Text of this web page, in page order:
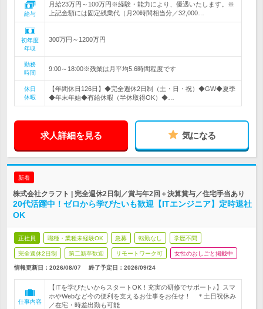
給与
月給23万円～100万円※経験・能力により、優遇いたします。※
上記金額には固定残業代（月20時間相当分／32,000…
初年度
年収
300万円～1200万円
勤務
時間
9:00～18:00※残業は月平均5.6時間程度です
休日
休暇
【年間休日126日】◆完全週休2日制（土・日・祝）◆GW◆夏季
◆年末年始◆有給休暇（半休取得OK）◆…
求人詳細を見る 気になる
新着
株式会社クラフト | 完全週休2日制／賞与年2回＋決算賞与／住宅手当あり
20代活躍中！ゼロから学びたいも歓迎【ITエンジニア】定時退社
OK
正社員 職種・業種未経験OK 急募 転勤なし 学歴不問
完全週休2日制 第二新卒歓迎 リモートワーク可 女性のおしごと掲載中
情報更新日：2026/08/07 終了予定日： 2026/09/24
仕事内容
【ITを学びたいからスタートOK！充実の研修でサポート♪】スマ
ホやWebなど今の便利を支えるお仕事をお任せ！ ＊土日祝休み
／在宅・時差出勤も可能